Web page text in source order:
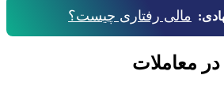
مالی رفتاری چیست؟
معاملات